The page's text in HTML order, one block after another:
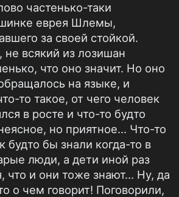
частенько-таки
еврея Шлемы,
за своей стойкой.
не всякий из лозишан
что оно значит. Но оно
на языке, и
то такое, от чего человек
в росте и что-то будто
но приятное… Что-то
будто бы знали когда-то в
люди, а дети иной раз
что и они тоже знают… Ну, да
о чем говорит! Поговорили,